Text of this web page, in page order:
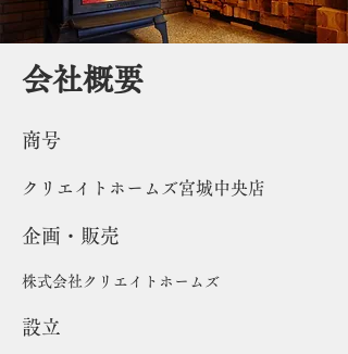
会社概要
商号
クリエイトホームズ宮城中央店
企画・販売
株式会社クリエイトホームズ
設立